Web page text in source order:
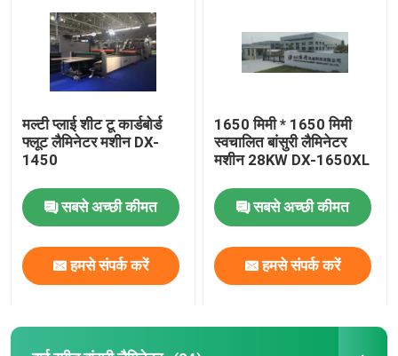
कारखाने का दौरा
हमसे संपर्क करें
समाचार
मामले
उद्धरण मांगें
मल्टी प्लाई शीट टू कार्डबोर्ड
फ्लूट लैमिनेटर मशीन DX-
1450
सबसे अच्छी कीमत
हमसे संपर्क करें
1650 मिमी * 1650 मिमी
स्वचालित बांसुरी लैमिनेटर
मशीन 28KW DX-1650XL
सबसे अच्छी कीमत
हमसे संपर्क करें